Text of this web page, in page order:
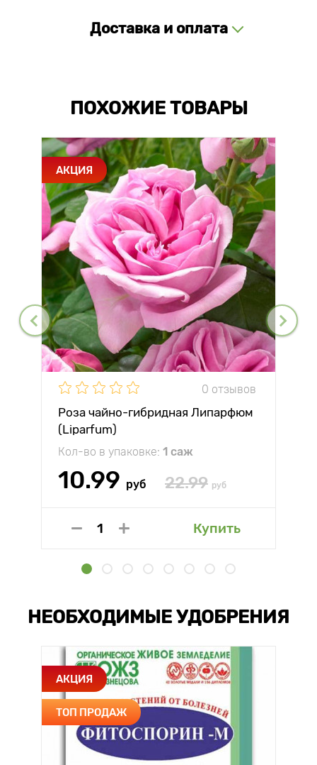
Доставка и оплата
ПОХОЖИЕ ТОВАРЫ
АКЦИЯ
0 отзывов
Роза чайно-гибридная Липарфюм
(Liparfum)
Кол-во в упаковке: 1 саж
10.99 руб 22.99 руб
Купить
НЕОБХОДИМЫЕ УДОБРЕНИЯ
АКЦИЯ
ТОП ПРОДАЖ